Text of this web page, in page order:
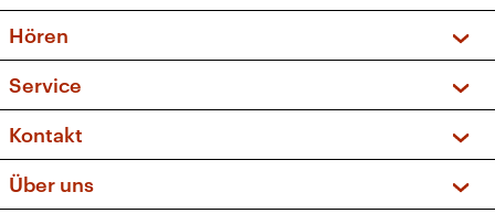
Sendungen und Podcasts
Musikliste
Kakadu – Das Kinderprogramm
Hören
Frequenzen (UKW + DAB+)
Service
FAQ
Apps
Newsletter
Kontakt
Social Media
Über uns